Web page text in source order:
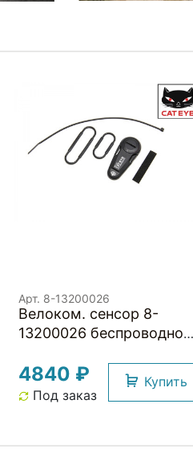
Арт. 8-13200026
Велоком. cенсор 8-
13200026 беспроводной
для Strada Slim ROAD
черный CAT EYE NEW
4840 ₽
Под заказ
Купить